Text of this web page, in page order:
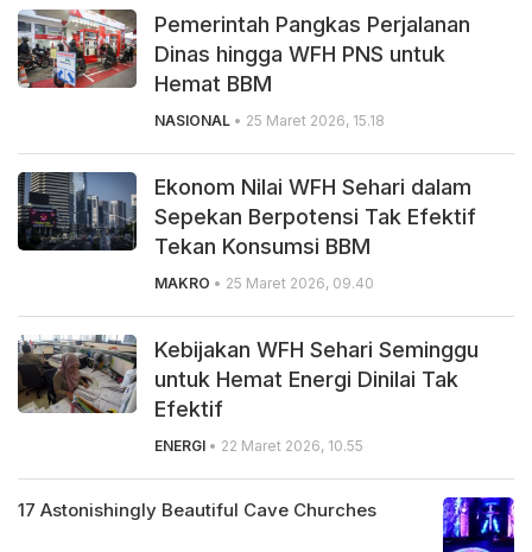
Pemerintah Pangkas Perjalanan
Dinas hingga WFH PNS untuk
Hemat BBM
NASIONAL • 25 Maret 2026, 15.18
Ekonom Nilai WFH Sehari dalam
Sepekan Berpotensi Tak Efektif
Tekan Konsumsi BBM
MAKRO • 25 Maret 2026, 09.40
Kebijakan WFH Sehari Seminggu
untuk Hemat Energi Dinilai Tak
Efektif
ENERGI • 22 Maret 2026, 10.55